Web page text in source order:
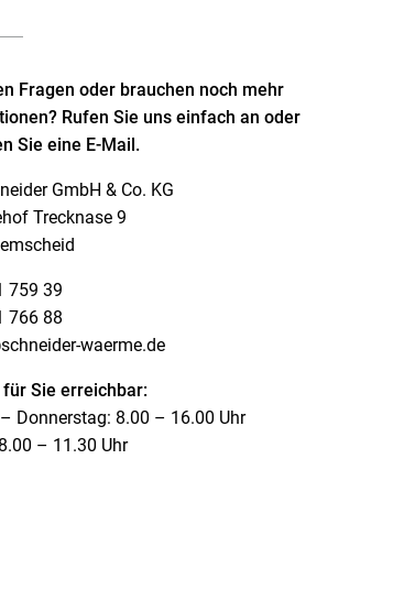
Fragen oder brauchen noch mehr
Rufen Sie uns einfach an oder
Sie eine E-Mail.
GmbH & Co. KG
Trecknase 9
759 39
766 88
waerme.de
für Sie erreichbar:
Donnerstag: 8.00 – 16.00 Uhr
– 11.30 Uhr